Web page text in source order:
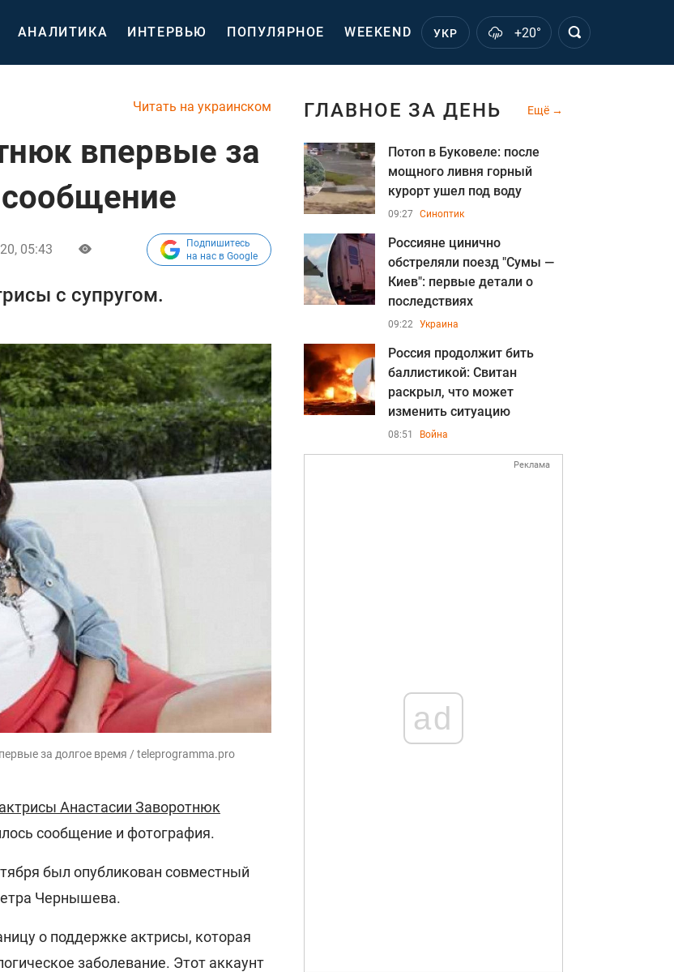
АНАЛИТИКА ИНТЕРВЬЮ ПОПУЛЯРНОЕ WEEKEND УКР +20°
Читать на украинском
впервые за
05:43
Подпишитесь
на нас в Google
с супругом.
за долгое время / teleprogramma.pro
актрисы Анастасии Заворотнюк
сообщение и фотография.
был опубликован совместный
Чернышева.
о поддержке актрисы, которая
заболевание. Этот аккаунт
ГЛАВНОЕ ЗА ДЕНЬ Ещё
Потоп в Буковеле: после
мощного ливня горный
курорт ушел под воду
09:27 Синоптик
Россияне цинично
обстреляли поезд "Сумы —
Киев": первые детали о
последствиях
09:22 Украина
Россия продолжит бить
баллистикой: Свитан
раскрыл, что может
изменить ситуацию
08:51 Война
Реклама
ad